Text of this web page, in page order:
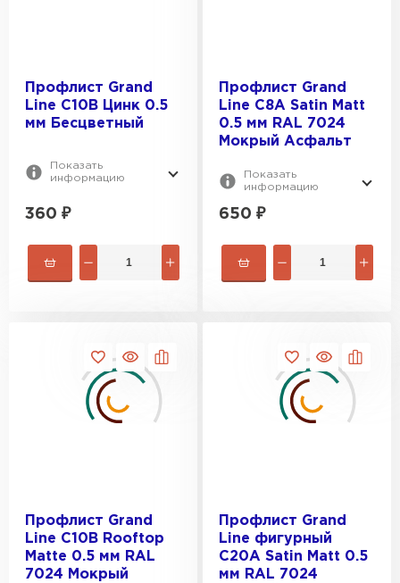
Профлист Grand
Line С10В Цинк 0.5
мм Бесцветный
Показать
информацию
360 ₽
Профлист Grand
Line C8A Satin Matt
0.5 мм RAL 7024
Мокрый Асфальт
Показать
информацию
650 ₽
Профлист Grand
Line С10В Rooftop
Matte 0.5 мм RAL
7024 Мокрый
Профлист Grand
Line фигурный
C20A Satin Matt 0.5
мм RAL 7024
Фальцевая кровля